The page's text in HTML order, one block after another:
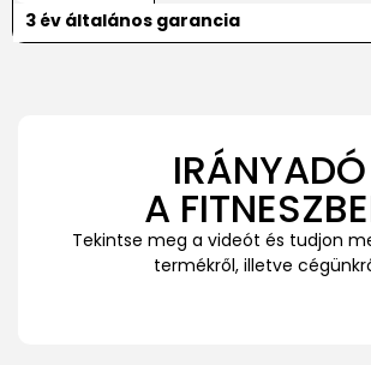
3 év általános garancia
IRÁNYADÓ
A
Tekintse meg a videót és tudjon
termékről, illetve